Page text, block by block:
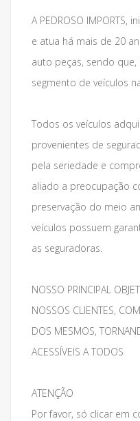
A PEDROSO
e atua há mais de 20
auto peças, sendo
segmento de veículos
Todos os veículos
provenientes de
pela seriedade e
aliado a preocupação
preservação do meio
veículos possuem
as seguradoras.
NOSSO PRINCIPAL
NOSSOS CLIENTES,
DOS MESMOS,
ACESSÍVEIS A TODOS
ATENÇÃO
Por favor, só clicar em